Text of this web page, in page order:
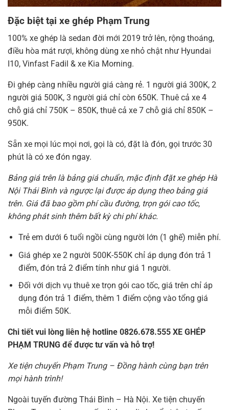
Đặc biệt tại xe ghép Phạm Trung
100% xe ghép là sedan đời mới 2019 trở lên, rộng thoáng,
điều hòa mát rượi, không dùng xe nhỏ chật như Hyundai
I10, Vinfast Fadil & xe Kia Morning.
Đi ghép càng nhiều người giá càng rẻ. 1 người giá 300K, 2
người giá 500K, 3 người giá chỉ còn 650K. Thuê cả xe 4
chỗ giá chỉ 750K – 850K, thuê cả xe 7 chỗ giá chỉ 850K –
950K.
Sẵn xe mọi lúc mọi nơi, gọi là có, đặt là đón, gọi trước 30
phút là có xe đón ngay.
Bảng giá trên là bảng giá chuẩn, mặc định đặt xe ghép Hà
Nội Thái Bình và ngược lại được áp dụng theo bảng giá
trên. Giá đã bao gồm phí cầu đường, trọn gói cao tốc,
không phát sinh thêm bất kỳ chi phí khác.
Trẻ em dưới 6 tuổi ngồi cùng người lớn (1 ghế) miễn phí.
Giá ghép xe 2 người 500K-550K chỉ áp dụng đón trả 1
điểm, đón trả 2 điểm tính như giá 1 người.
Đối với dịch vụ thuê xe trọn gói cao tốc, giá trên chỉ áp
dụng đón trả 1 điểm, thêm 1 điểm cộng vào tổng giá
mỗi điểm 50K.
Chi tiết vui lòng liên hệ hotline 0826.678.555 XE GHÉP
PHẠM TRUNG để được tư vấn và hỗ trợ!
Xe tiện chuyến Phạm Trung – Đồng hành cùng bạn trên
mọi hành trình!
Ngoài tuyến đường Thái Bình – Hà Nội. Xe tiện chuyến